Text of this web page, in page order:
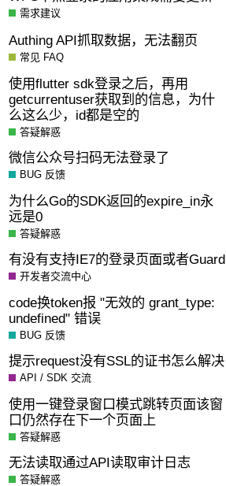
需求建议
Authing API抓取数据，无法翻页
常见 FAQ
使用flutter sdk登录之后，再用
getcurrentuser获取到的信息，为什
么这么少，id都是空的
答疑解惑
微信公众号扫码无法登录了
BUG 反馈
为什么Go的SDK返回的expire_in永
远是0
答疑解惑
有没有支持IE7的登录页面或者Guard
开发者交流中心
code换token报 "无效的 grant_type:
undefined" 错误
BUG 反馈
提示request没有SSL的证书怎么解决
API / SDK 交流
使用一键登录窗口模式跳转页面该窗
口仍然存在下一个页面上
答疑解惑
无法读取通过API读取审计日志
答疑解惑